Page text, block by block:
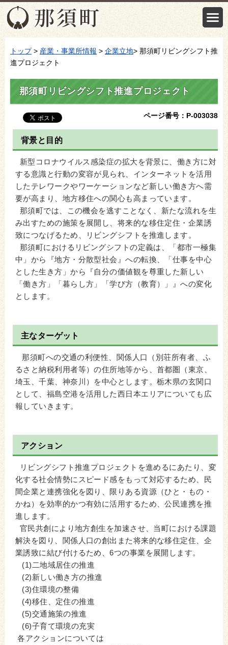
トップ> 産業・事業所情報 > 企業立地> 那須町リビングシフト推
進プロジェクト
那須町リビングシフト推進プロジェクト
ページ番号：P-003038
背景と目的
新型コロナウイルス感染症の拡大を背景に、働き方に対
する意識と行動の変容が見られ、インターネットを活用
したテレワークやワーケーションなど新しい働き方へ需
要が高まり、地方移住への関心も高まっています。
那須町では、この機会を逃すことなく、新たな流れを生
み出すための施策を展開し、将来的な移住定住・企業誘
致につなげるため、リビングシフトを推進します。
那須町におけるリビングシフトの定義は、「都市一極集
中」から『地方・分散型社会』への転換、「仕事を中心
とした生き方」から『自分の価値観を尊重した新しい
「働き方」「暮らし方」「学び方（教育）」』への変化
とします。
主なターゲット
那須町への交通の利便性、関係人口（別荘所有者、ふ
るさと納税利用者等）の住所地等から、首都圏（東京、
埼玉、千葉、神奈川）を中心とします。栃木県の玄関口
として、福島空港を活用した西日本エリアについても広
報していきます。
アクション
リビングシフト推進プロジェクトを進めるにあたり、変
化する社会情勢にスピード感をもって対応するため、民
間企業と連携強化を図り、限りある資源（ひと・もの・
かね）を効率的かつ有効に活用するため、公民連携を推
進します。
官民共創により地方創生を加速させ、当町における課題
解決を図り、関係人口の創出また将来的な移住定住、企
業誘致に結び付けるため、6つの事業を展開します。
(1)二地域居住の推進
(2)新しい働き方の推進
(3)住環境の整備
(4)移住、定住の推進
(5)交通施策の推進
(6)子育て環境の充実
各アクションについては